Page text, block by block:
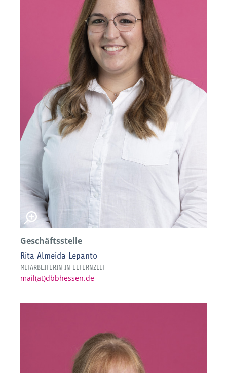
Geschäftsstelle
Rita Almeida Lepanto
MITARBEITERIN IN ELTERNZEIT
mail(at)dbbhessen.de